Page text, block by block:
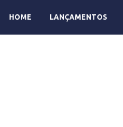
HOME LANÇAMENTOS